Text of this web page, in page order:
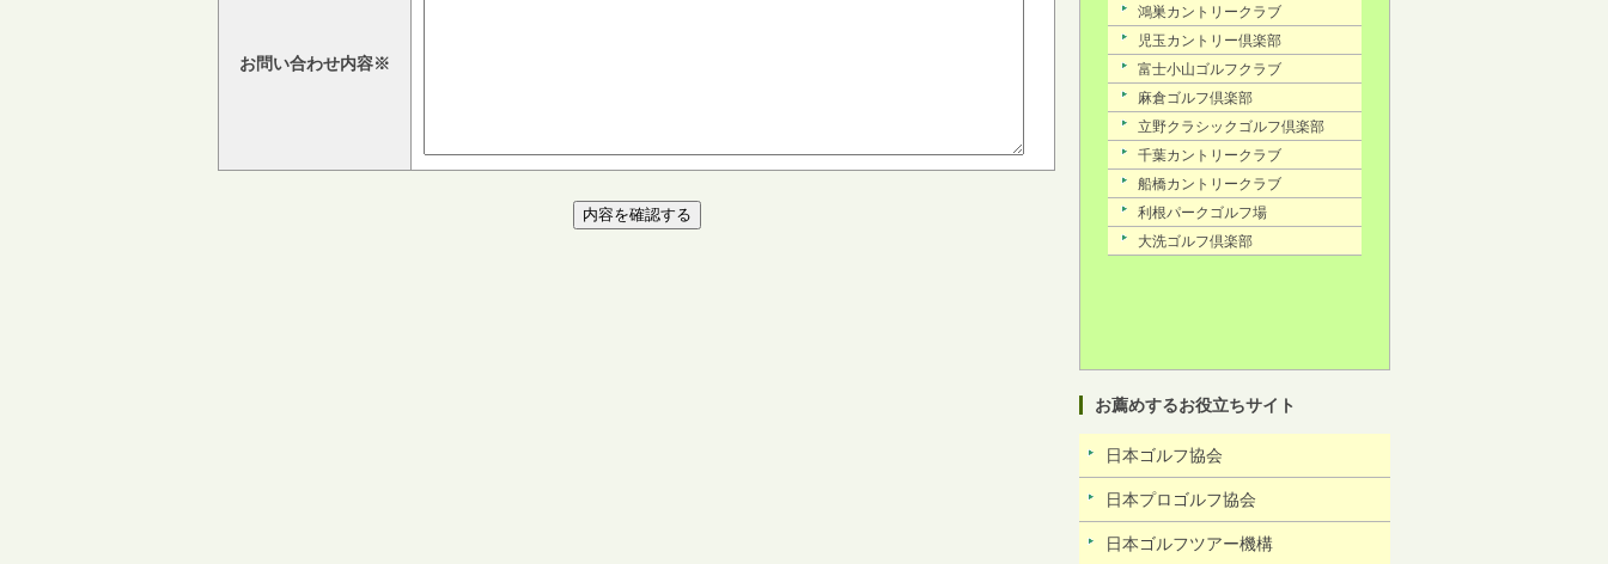
お問い合わせ内容※
お薦めするお役立ちサイト
日本ゴルフ協会
日本プロゴルフ協会
日本ゴルフツアー機構